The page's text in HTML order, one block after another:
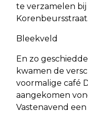
te verzamelen bij
Korenbeursstraat.
Bleekveld
En zo
kwamen de
voormalige café
aangekomen
Vastenavend